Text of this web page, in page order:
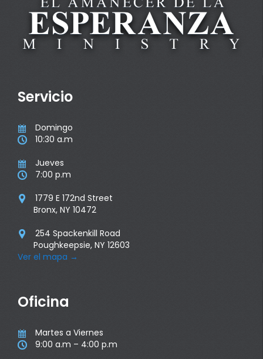
Servicio
 Domingo
 10:30 a.m
 Jueves
 7:00 p.m

1779 E 172nd Street
Bronx, NY 10472

254 Spackenkill Road
Poughkeepsie, NY 12603
Ver el mapa →
Oficina
 Martes a Viernes
 9:00 a.m – 4:00 p.m